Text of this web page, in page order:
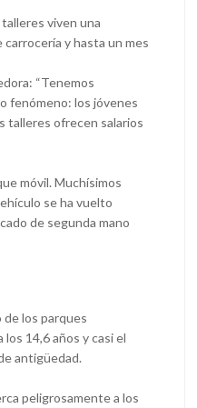
viven una
y hasta un mes
“Tenemos
fenómeno: los jóvenes
talleres ofrecen salarios
móvil. Muchísimos
se ha vuelto
de segunda mano
de los parques
14,6 años y casi el
antigüedad.
peligrosamente a los